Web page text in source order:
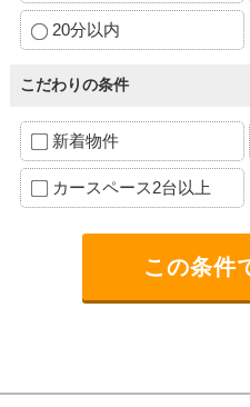
20分以内
こだわりの条件
新着物件
カースペース2台以上